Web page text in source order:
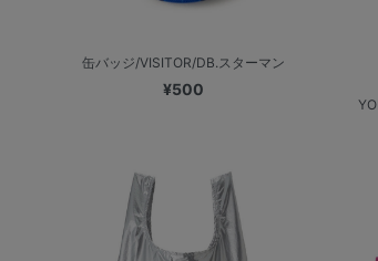
缶バッジ/VISITOR/DB.スターマン
¥500